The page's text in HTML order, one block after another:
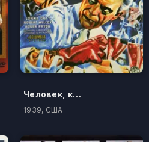
Человек, которого не смогли повесить
1939, США